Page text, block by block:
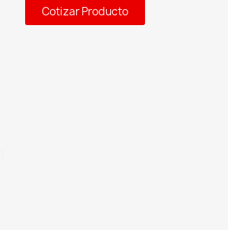
Cotizar Producto